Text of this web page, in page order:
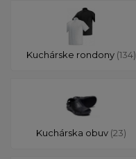
Kuchárske rondony (134)
Kuchárska obuv (23)